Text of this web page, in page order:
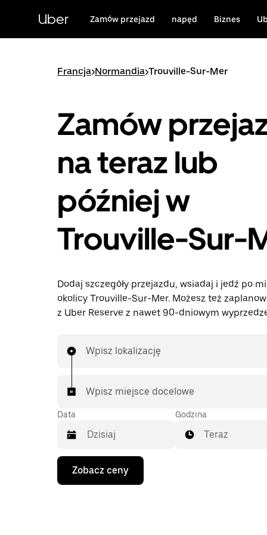
zawartości
Uber Zamów przejazd napęd Biznes
Francja>Normandia>Trouville-Sur-Mer
Zamów
na teraz lub
później w
Trouville-Sur-
Dodaj szczegóły przejazdu, wsiadaj i jedź po
okolicy Trouville-Sur-Mer. Możesz też
z Uber Reserve z nawet 90-dniowym
Wpisz lokalizację
Wpisz miejsce docelowe
Data
Naciśnij
klawisz
strzałki
Godzina
Teraz
Zobacz ceny